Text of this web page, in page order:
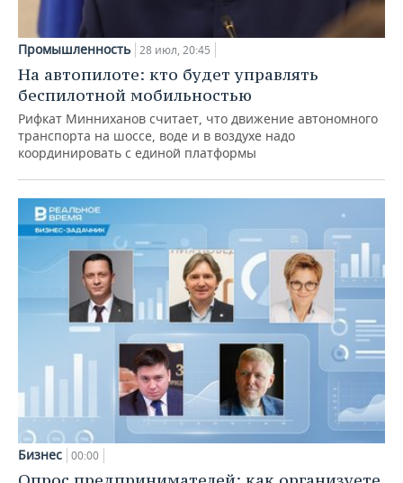
Промышленность 28 июл, 20:45
На автопилоте: кто будет управлять
беспилотной мобильностью
Рифкат Минниханов считает, что движение автономного
транспорта на шоссе, воде и в воздухе надо
координировать с единой платформы
Бизнес 00:00